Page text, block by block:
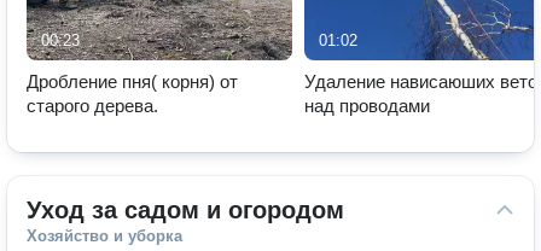
00:23
Дробление пня( корня) от
старого дерева.
01:02
Удаление нависаюших
над проводами
Уход за садом и огородом
Хозяйство и уборка